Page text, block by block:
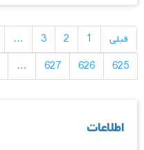
راهبری
نوشته‌ها
قبلی 1
2
3
…
625
626
627
…
اطلاعات